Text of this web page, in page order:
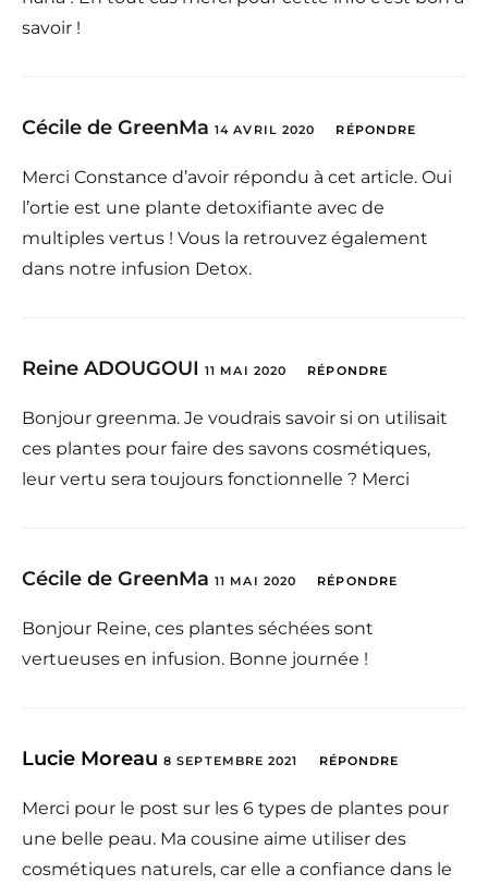
savoir !
Cécile de GreenMa 14 AVRIL 2020 RÉPONDRE
Merci Constance d’avoir répondu à cet article. Oui
l’ortie est une plante detoxifiante avec de
multiples vertus ! Vous la retrouvez également
dans notre infusion Detox.
Reine ADOUGOUI 11 MAI 2020 RÉPONDRE
Bonjour greenma. Je voudrais savoir si on utilisait
ces plantes pour faire des savons cosmétiques,
leur vertu sera toujours fonctionnelle ? Merci
Cécile de GreenMa 11 MAI 2020 RÉPONDRE
Bonjour Reine, ces plantes séchées sont
vertueuses en infusion. Bonne journée !
Lucie Moreau 8 SEPTEMBRE 2021 RÉPONDRE
Merci pour le post sur les 6 types de plantes pour
une belle peau. Ma cousine aime utiliser des
cosmétiques naturels, car elle a confiance dans le